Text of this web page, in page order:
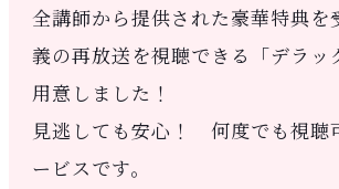
全講師から提供された豪華特典を
義の再放送を視聴できる「デラッ
用意しました！
見逃しても安心！ 何度でも視聴
ービスです。